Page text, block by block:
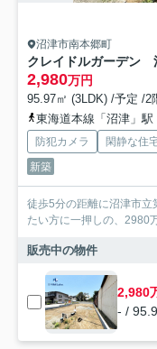
沼津市南本郷町
2,980万円
95.97㎡ (3LDK) /予定 /2
東海道本線「沼津」駅
防犯カメラ 閑静な住
新築
徒歩5分の距離に沼津市立
たい方に一押しの、2980
販売中の物件
2,980
- /